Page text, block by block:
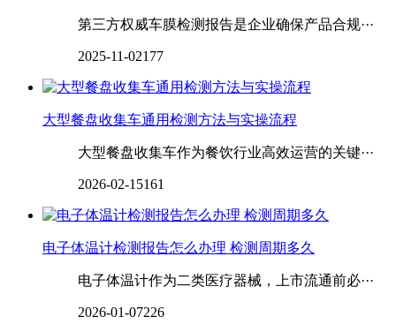
第三方权威车膜检测报告是企业确保产品合规···
2025-11-02177
大型餐盘收集车通用检测方法与实操流程
大型餐盘收集车作为餐饮行业高效运营的关键···
2026-02-15161
电子体温计检测报告怎么办理 检测周期多久
电子体温计作为二类医疗器械，上市流通前必···
2026-01-07226